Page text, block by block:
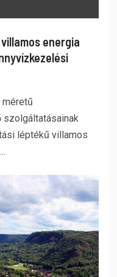
energia
szolgáltatásainak
léptékű villamos